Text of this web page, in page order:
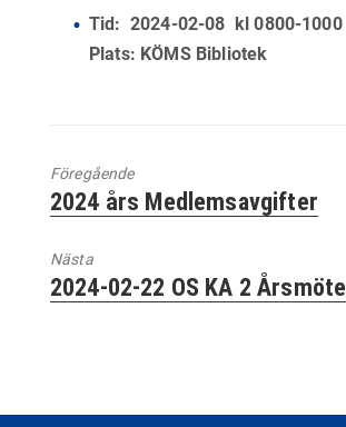
Tid: 2024-02-08 kl 0800-1000
Plats: KÖMS Bibliotek
Föregående
Föregående
2024 års Medlemsavgifter
Nästa
Nästa
2024-02-22 OS KA 2 Årsmöte